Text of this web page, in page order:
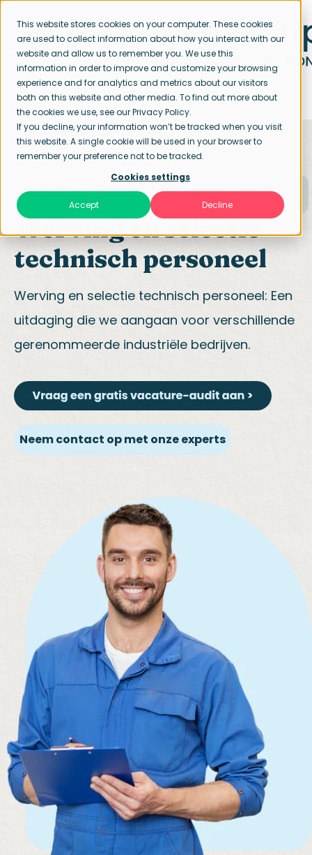
This website stores cookies on your computer. These cookies
are used to collect information about how you interact with our
website and allow us to remember you. We use this
information in order to improve and customize your browsing
experience and for analytics and metrics about our visitors
both on this website and other media. To find out more about
the cookies we use, see our Privacy Policy.
If you decline, your information won’t be tracked when you visit
this website. A single cookie will be used in your browser to
remember your preference not to be tracked.
Cookies settings
Accept Decline
Onze specialisaties
Engineering & techniek
Werving en selectie
technisch personeel
Werving en selectie technisch personeel: Een
uitdaging die we aangaan voor verschillende
gerenommeerde industriële bedrijven.
Neem contact op met onze experts